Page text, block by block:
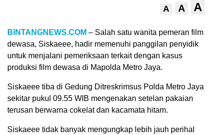
A A A
BINTANGNEWS.COM – Salah satu wanita pemeran film
dewasa, Siskaeee, hadir memenuhi panggilan penyidik
untuk menjalani pemeriksaan terkait dengan kasus
produksi film dewasa di Mapolda Metro Jaya.
Siskaeee tiba di Gedung Ditreskrimsus Polda Metro Jaya
sekitar pukul 09.55 WIB mengenakan setelan pakaian
terusan berwarna cokelat dan kacamata hitam.
Siskaeee tidak banyak mengungkap lebih jauh perihal